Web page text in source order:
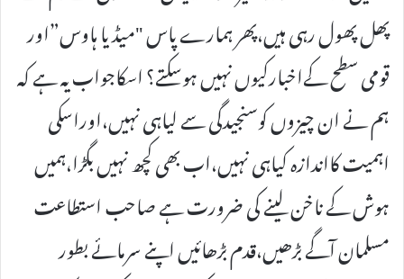
پھل پھول رہی ہیں،پھر ہمارے پاس "میڈیا ہاوس”اور
قومی سطح کےاخبارکیوں نہیں ہوسکتے؟ اسکاجواب یہ ہے کہ
ہم نے ان چیزوں کوسنجیدگی سے لیاہی نہیں،اوراسکی
اہمیت کااندازہ کیاہی نہیں،اب بھی کچھ نہیں بگڑا،ہمیں
ہوش کے ناخن لینے کی ضرورت ہے صاحب استطاعت
مسلمان آگے بڑھیں،قدم بڑھائیں اپنے سرمائے بطور